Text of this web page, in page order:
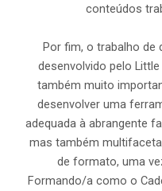
conteúdos
Por fim, o trabalho de
desenvolvido pelo
também muito
desenvolver uma
adequada à abrangente
mas também
de formato, uma
Formando/a como o